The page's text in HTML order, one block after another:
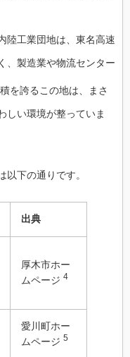
陸工業団地は、東名高速
、製造業や物流センター
を誇るこの地は、まさ
しい環境が整っていま
下の通りです。
出典
厚木市ホー
ムページ 4
愛川町ホー
ムページ 5